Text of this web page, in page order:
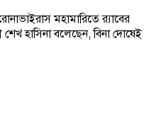
মহামারিতে র‌্যাবের
শেখ হাসিনা বলেছেন, বিনা দোষেই